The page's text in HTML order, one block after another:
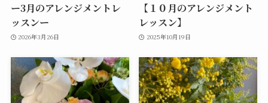
ー3月のアレンジメントレ
ッスンー
2026年3月26日
【１０月のアレンジメント
レッスン】
2025年10月19日